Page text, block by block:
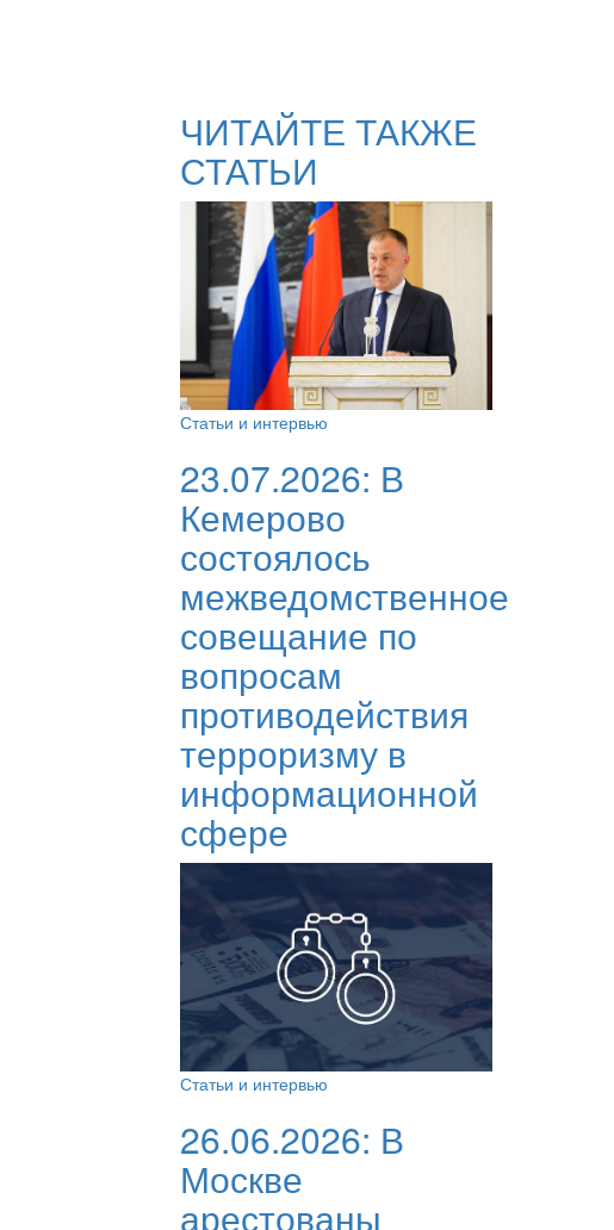
ЧИТАЙТЕ ТАКЖЕ
СТАТЬИ
Статьи и интервью
23.07.2026: В
Кемерово
состоялось
межведомственное
совещание по
вопросам
противодействия
терроризму в
информационной
сфере
Статьи и интервью
26.06.2026: В
Москве
арестованы